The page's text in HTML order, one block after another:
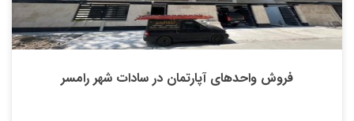
فروش واحدهای آپارتمان در سادات شهر رامسر